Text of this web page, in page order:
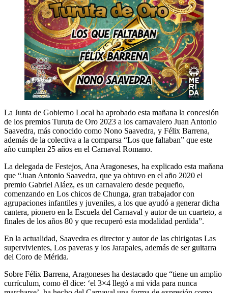
La Junta de Gobierno Local ha aprobado esta mañana la concesión
de los premios Turuta de Oro 2023 a los carnavalero Juan Antonio
Saavedra, más conocido como Nono Saavedra, y Félix Barrena,
además de la colectiva a la comparsa “Los que faltaban” que este
año cumplen 25 años en el Carnaval Romano.
La delegada de Festejos, Ana Aragoneses, ha explicado esta mañana
que “Juan Antonio Saavedra, que ya obtuvo en el año 2020 el
premio Gabriel Aláez, es un carnavalero desde pequeño,
comenzando en Los chicos de Chunga, gran trabajador con
agrupaciones infantiles y juveniles, a los que ayudó a generar dicha
cantera, pionero en la Escuela del Carnaval y autor de un cuarteto, a
finales de los años 80 y que recuperó esta modalidad perdida”.
En la actualidad, Saavedra es director y autor de las chirigotas Las
supervivientes, Los paveras y los Jarapales, además de ser guitarra
del Coro de Mérida.
Sobre Félix Barrena, Aragoneses ha destacado que “tiene un amplio
currículum, como él dice: ‘el 3×4 llegó a mi vida para nunca